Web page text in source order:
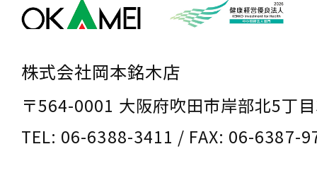
株式会社岡本銘木店
〒564-0001 大阪府吹田市岸部北5丁
TEL: 06-6388-3411 / FAX: 06-6387-